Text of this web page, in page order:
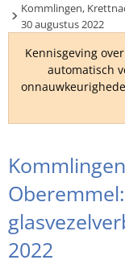
Kommlingen,
30 augustus 2022
Kennisgeving
automatisch
2022